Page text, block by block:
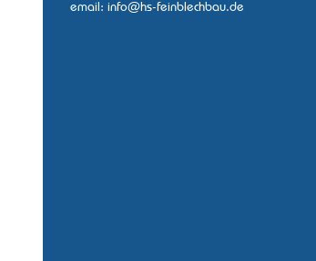
email: info@hs-feinblechbau.de